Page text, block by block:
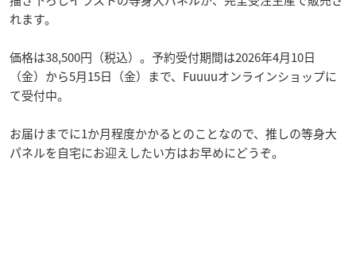
れます。
価格は38,500円（税込）。予約受付期間は2026年4月10日
（金）から5月15日（金）まで、Fuuuuオンラインショップに
て受付中。
お届けまでに1か月程度かかるとのことなので、推しの等身大
パネルを自宅にお迎えしたい方はお早めにどうぞ。